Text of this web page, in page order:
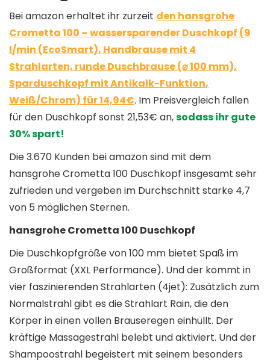
Bei amazon erhaltet ihr zurzeit den hansgrohe
Crometta 100 – wassersparender Duschkopf (9
l/min (EcoSmart), Handbrause mit 4
Strahlarten, runde Duschbrause (⌀ 100 mm),
Sparduschkopf mit Antikalk-Funktion,
Weiß/Chrom) für 14,94€. Im Preisvergleich fallen
für den Duschkopf sonst 21,53€ an,sodass ihr gute
30% spart!
Die 3.670 Kunden bei amazon sind mit dem
hansgrohe Crometta 100 Duschkopf insgesamt sehr
zufrieden und vergeben im Durchschnitt starke 4,7
von 5 möglichen Sternen.
hansgrohe Crometta 100 Duschkopf
Die Duschkopfgröße von 100 mm bietet Spaß im
Großformat (XXL Performance). Und der kommt in
vier faszinierenden Strahlarten (4jet): Zusätzlich zum
Normalstrahl gibt es die Strahlart Rain, die den
Körper in einen vollen Brauseregen einhüllt. Der
kräftige Massagestrahl belebt und aktiviert. Und der
Shampoostrahl begeistert mit seinem besonders